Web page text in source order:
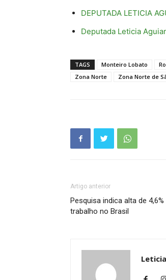
DEPUTADA LETICIA
Deputada Leticia
TAGS Monteiro Lobato
Zona Norte
Zona Norte de
Artigo anterior
Pesquisa indica alta de
trabalho no Brasil